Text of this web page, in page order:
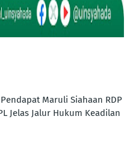
Maruli Siahaan RDP
Jelas Jalur Hukum Keadilan